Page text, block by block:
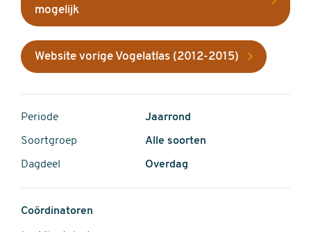
mogelijk
Website vorige Vogelatlas (2012-2015)
Periode Jaarrond
Soortgroep Alle soorten
Dagdeel Overdag
Coördinatoren